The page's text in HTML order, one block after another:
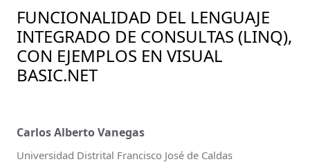
FUNCIONALIDAD DEL LENGUAJE
INTEGRADO DE CONSULTAS (LINQ),
CON EJEMPLOS EN VISUAL
BASIC.NET
Carlos Alberto Vanegas
Universidad Distrital Francisco José de Caldas